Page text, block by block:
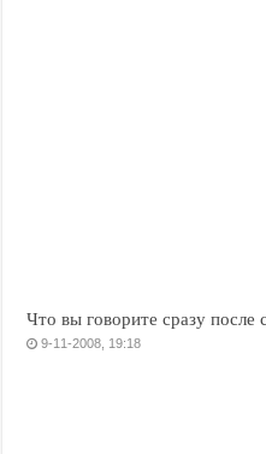
Что вы говорите сразу после
9-11-2008, 19:18